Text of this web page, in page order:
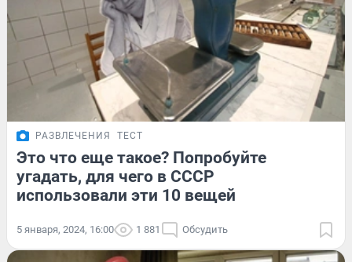
РАЗВЛЕЧЕНИЯ ТЕСТ
Это что еще такое? Попробуйте
угадать, для чего в СССР
использовали эти 10 вещей
5 января, 2024, 16:00 1 881 Обсудить